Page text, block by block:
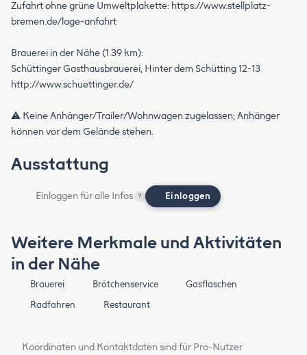
Zufahrt ohne grüne Umweltplakette: https://www.stellplatz-
bremen.de/lage-anfahrt
Brauerei in der Nähe (1.39 km):
Schüttinger Gasthausbrauerei, Hinter dem Schütting 12-13
http://www.schuettinger.de/
⚠️ Keine Anhänger/Trailer/Wohnwagen zugelassen; Anhänger
können vor dem Gelände stehen.
Ausstattung
Einloggen für alle Infos ? Einloggen
Weitere Merkmale und Aktivitäten
in der Nähe
Brauerei Brötchenservice
Gasflaschen
Radfahren
Restaurant
Koordinaten und Kontaktdaten sind für Pro-Nutzer